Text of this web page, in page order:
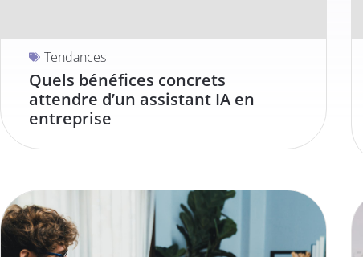
Tendances
Quels bénéfices concrets
attendre d’un assistant IA en
entreprise